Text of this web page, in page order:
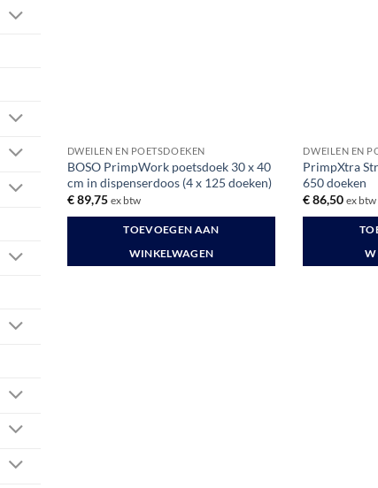
DWEILEN EN POETSDOEKEN
BOSO PrimpWork poetsdoek 30 x 40
cm in dispenserdoos (4 x 125 doeken)
€89,75 ex btw
TOEVOEGEN AAN
WINKELWAGEN
DWEILEN EN
PrimpXtra
650 doeken
€86,50 ex btw